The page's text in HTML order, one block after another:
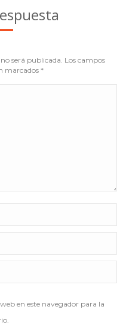
será publicada. Los campos
marcados *
en este navegador para la